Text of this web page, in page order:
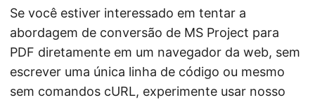
Se você estiver interessado em tentar a
abordagem de conversão de MS Project para
PDF diretamente em um navegador da web, sem
escrever uma única linha de código ou mesmo
sem comandos cURL, experimente usar nosso